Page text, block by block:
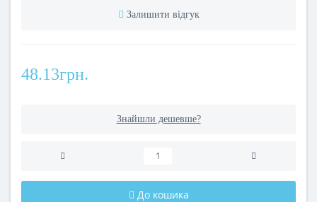
Залишити відгук
48.13грн.
Знайшли дешевше?
До кошика